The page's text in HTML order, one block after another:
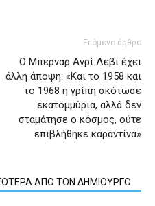
Επόμενο άρθρο
Ο Μπερνάρ Ανρί Λεβί έχει
άλλη άποψη: «Και το 1958 και
το 1968 η γρίπη σκότωσε
εκατομμύρια, αλλά δεν
σταμάτησε ο κόσμος, ούτε
επιβλήθηκε καραντίνα»
ΑΠΟ ΤΟΝ ΔΗΜΙΟΥΡΓΟ